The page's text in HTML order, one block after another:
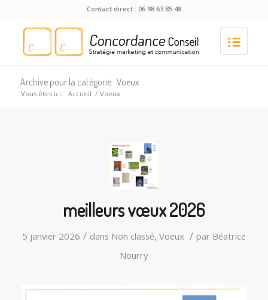
Contact direct : 06 98 63 85 48
Archive pour la catégorie : Voeux
Vous êtes ici : Accueil / Voeux
meilleurs vœux 2026
5 janvier 2026 / dans Non classé, Voeux / par Béatrice
Nourry